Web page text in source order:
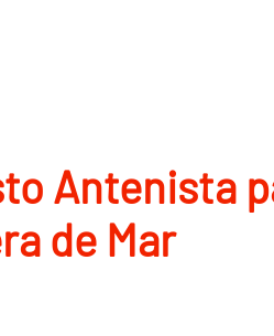
Antenista
de Mar